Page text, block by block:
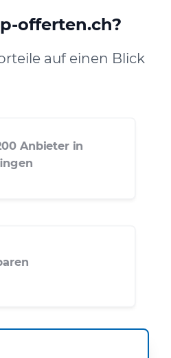
offerten.ch?
auf einen Blick
Anbieter in